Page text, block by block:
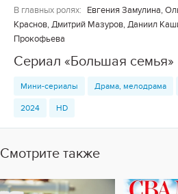
В главных ролях:
Евгения Замулина,
Краснов, Дмитрий Мазуров, Даниил
Прокофьева
Сериал «Большая семья»
Мини-сериалы Драма, мелодрама
2024 HD
Смотрите также